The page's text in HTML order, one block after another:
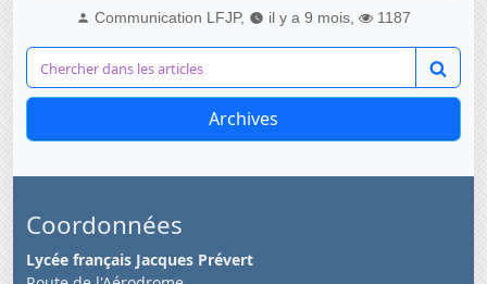
Communication LFJP, il y a 9 mois, 1187
Archives
Coordonnées
Lycée français Jacques Prévert